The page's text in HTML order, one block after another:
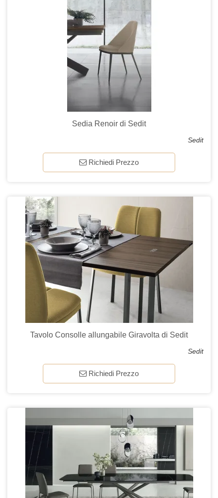
Sedia Renoir di Sedit
Sedit
Richiedi Prezzo
Tavolo Consolle allungabile Giravolta di Sedit
Sedit
Richiedi Prezzo